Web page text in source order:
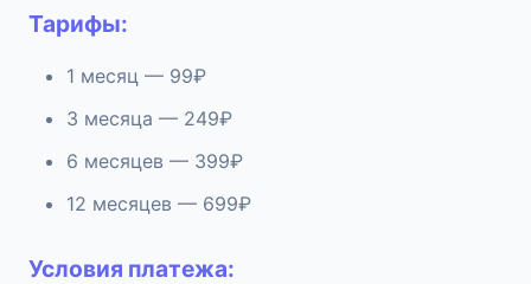
Тарифы:
1 месяц — 99₽
3 месяца — 249₽
6 месяцев — 399₽
12 месяцев — 699₽
Условия платежа: